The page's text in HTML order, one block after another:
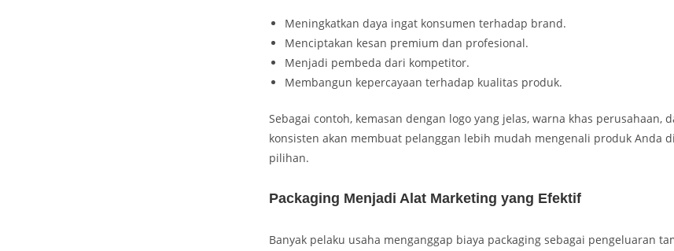
Meningkatkan daya ingat konsumen terhadap brand.
Menciptakan kesan premium dan profesional.
Menjadi pembeda dari kompetitor.
Membangun kepercayaan terhadap kualitas produk.
Sebagai contoh, kemasan dengan logo yang jelas, warna khas perusahaan,
konsisten akan membuat pelanggan lebih mudah mengenali produk Anda
pilihan.
Packaging Menjadi Alat Marketing yang Efektif
Banyak pelaku usaha menganggap biaya packaging sebagai pengeluaran